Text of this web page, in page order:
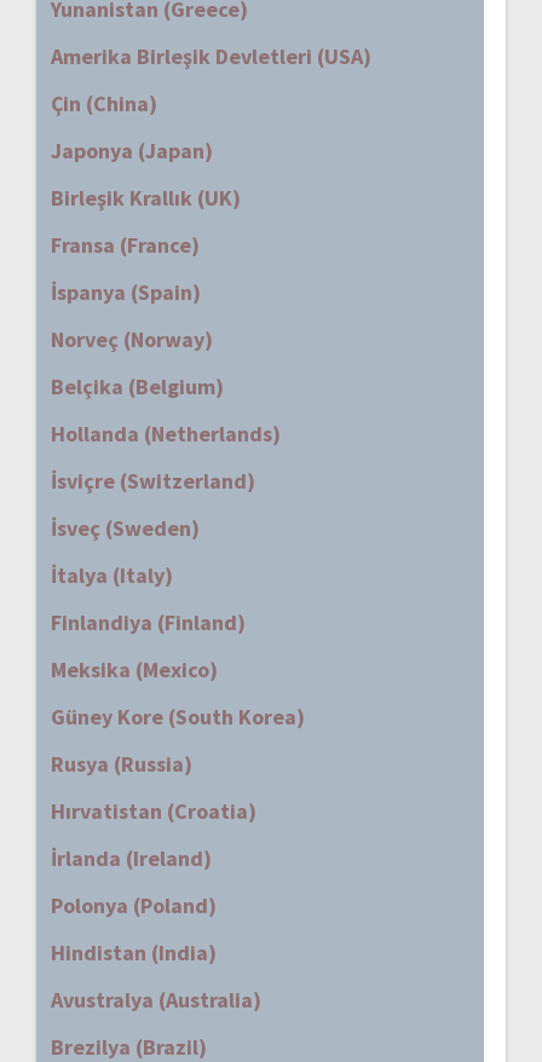
Yunanistan (Greece)
Amerika Birleşik Devletleri (USA)
Çin (China)
Japonya (Japan)
Birleşik Krallık (UK)
Fransa (France)
İspanya (Spain)
Norveç (Norway)
Belçika (Belgium)
Hollanda (Netherlands)
İsviçre (Switzerland)
İsveç (Sweden)
İtalya (Italy)
Finlandiya (Finland)
Meksika (Mexico)
Güney Kore (South Korea)
Rusya (Russia)
Hırvatistan (Croatia)
İrlanda (Ireland)
Polonya (Poland)
Hindistan (India)
Avustralya (Australia)
Brezilya (Brazil)